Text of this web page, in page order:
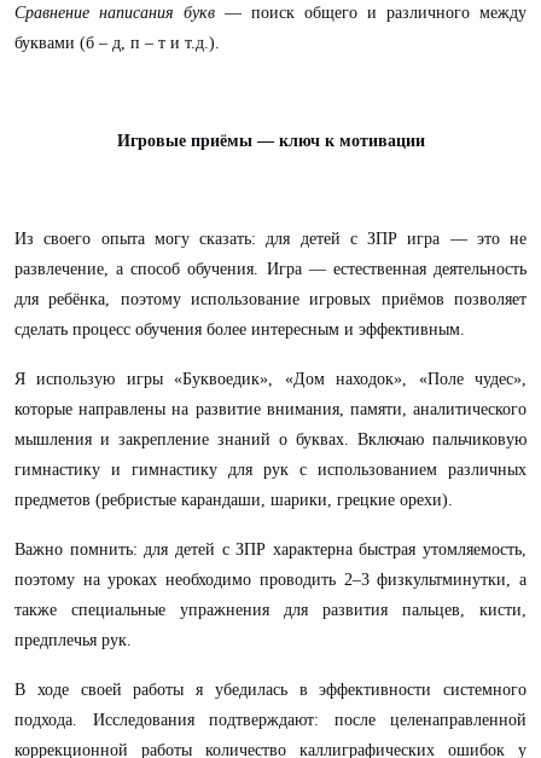
Сравнение написания букв — поиск общего и различного между
буквами (б – д, п – т и т.д.).
Игровые приёмы — ключ к мотивации
Из своего опыта могу сказать: для детей с ЗПР игра — это не
развлечение, а способ обучения. Игра — естественная деятельность
для ребёнка, поэтому использование игровых приёмов позволяет
сделать процесс обучения более интересным и эффективным.
Я использую игры «Буквоедик», «Дом находок», «Поле чудес»,
которые направлены на развитие внимания, памяти, аналитического
мышления и закрепление знаний о буквах. Включаю пальчиковую
гимнастику и гимнастику для рук с использованием различных
предметов (ребристые карандаши, шарики, грецкие орехи).
Важно помнить: для детей с ЗПР характерна быстрая утомляемость,
поэтому на уроках необходимо проводить 2–3 физкультминутки, а
также специальные упражнения для развития пальцев, кисти,
предплечья рук.
В ходе своей работы я убедилась в эффективности системного
подхода. Исследования подтверждают: после целенаправленной
коррекционной работы количество каллиграфических ошибок у